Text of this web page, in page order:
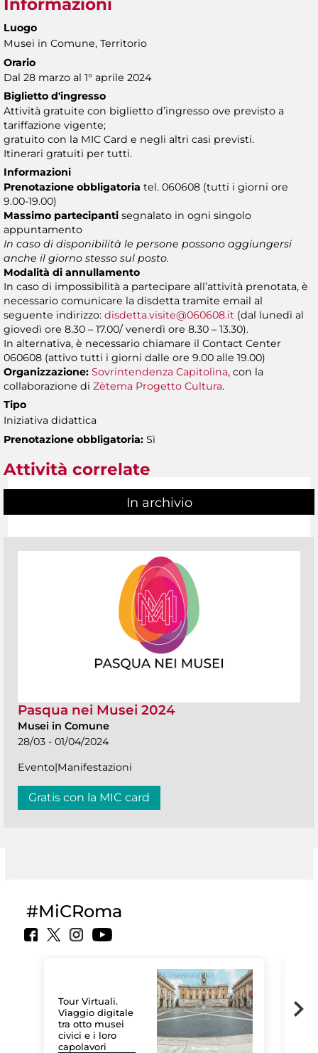
Informazioni
Luogo
Musei in Comune, Territorio
Orario
Dal 28 marzo al 1° aprile 2024
Biglietto d'ingresso
Attività gratuite con biglietto d’ingresso ove previsto a
tariffazione vigente;
gratuito con la MIC Card e negli altri casi previsti.
Itinerari gratuiti per tutti.
Informazioni
Prenotazione obbligatoria tel. 060608 (tutti i giorni ore
9.00-19.00)
Massimo partecipanti segnalato in ogni singolo
appuntamento
In caso di disponibilità le persone possono aggiungersi
anche il giorno stesso sul posto.
Modalità di annullamento
In caso di impossibilità a partecipare all’attività prenotata, è
necessario comunicare la disdetta tramite email al
seguente indirizzo: disdetta.visite@060608.it (dal lunedì al
giovedì ore 8.30 – 17.00/ venerdì ore 8.30 – 13.30).
In alternativa, è necessario chiamare il Contact Center
060608 (attivo tutti i giorni dalle ore 9.00 alle 19.00)
Organizzazione: Sovrintendenza Capitolina, con la
collaborazione di Zètema Progetto Cultura.
Tipo
Iniziativa didattica
Prenotazione obbligatoria: Sì
Attività correlate
In archivio
Pasqua nei Musei 2024
Musei in Comune
28/03 - 01/04/2024
Evento|Manifestazioni
Gratis con la MIC card
#MiCRoma
Tour Virtuali.
Viaggio digitale
tra otto musei
civici e i loro
capolavori